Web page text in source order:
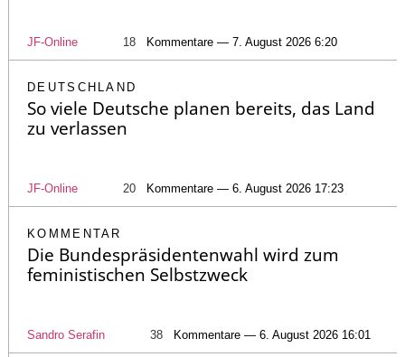
JF-Online 18 Kommentare — 7. August 2026 6:20
DEUTSCHLAND
So viele Deutsche planen bereits, das Land
zu verlassen
JF-Online 20 Kommentare — 6. August 2026 17:23
KOMMENTAR
Die Bundespräsidentenwahl wird zum
feministischen Selbstzweck
Sandro Serafin 38 Kommentare — 6. August 2026 16:01